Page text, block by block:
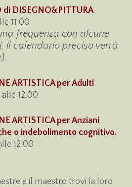
di DISEGNO&PITTURA
11.00
frequenza con alcune
il calendario preciso verrà
ARTISTICA per Adulti
12.00
ARTISTICA per Anziani
o indebolimento cognitivo.
12.00
e il maestro trovi la loro